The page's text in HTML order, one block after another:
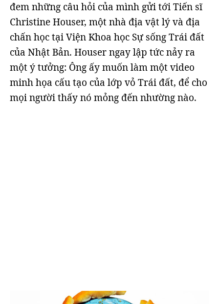
đem những câu hỏi của mình gửi tới Tiến sĩ
Christine Houser, một nhà địa vật lý và địa
chấn học tại Viện Khoa học Sự sống Trái đất
của Nhật Bản. Houser ngay lập tức nảy ra
một ý tưởng: Ông ấy muốn làm một video
minh họa cấu tạo của lớp vỏ Trái đất, để cho
mọi người thấy nó mỏng đến nhường nào.